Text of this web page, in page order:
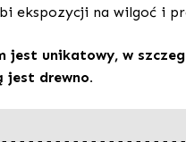
ekspozycji na wilgoć i
jest unikatowy, w
jest drewno.